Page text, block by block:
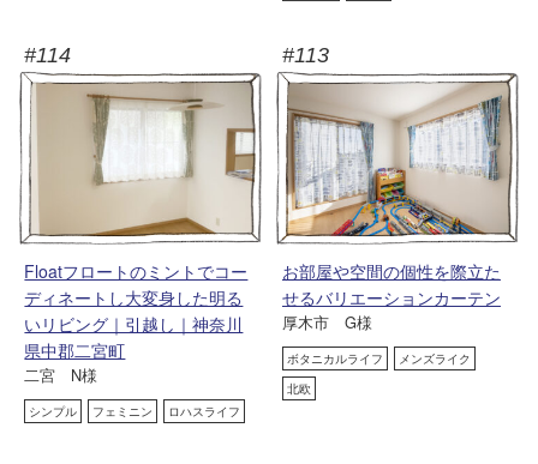
#114
Floatフロートのミントでコー
ディネートし大変身した明る
いリビング｜引越し｜神奈川
県中郡二宮町
二宮 N様
シンプル フェミニン ロハスライフ
#113
お部屋や空間の個性を際立た
せるバリエーションカーテン
厚木市 G様
ボタニカルライフ
メンズライク
北欧